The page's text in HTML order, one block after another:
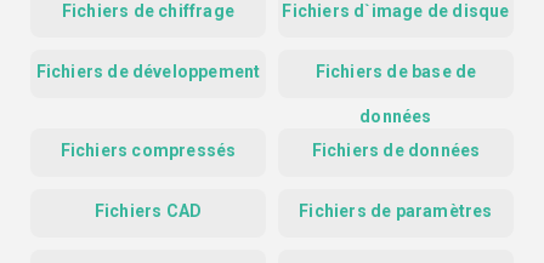
Fichiers de chiffrage Fichiers d`image de disque
Fichiers de développement Fichiers de base de
données
Fichiers compressés
Fichiers de données
Fichiers CAD Fichiers de paramètres